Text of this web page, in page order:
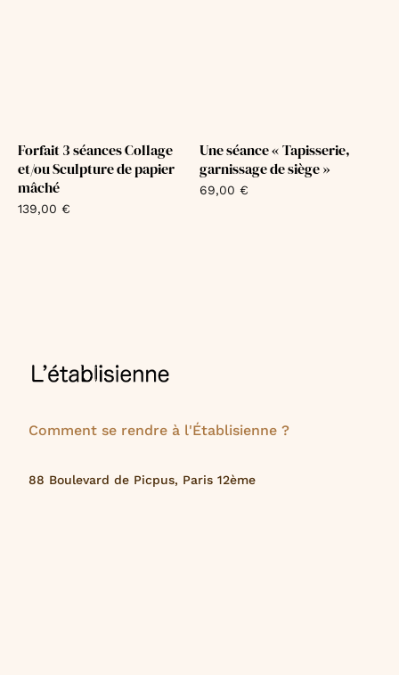
Forfait 3 séances Collage
et/ou Sculpture de papier
mâché
139,00 €
Une séance « Tapisserie,
garnissage de siège »
69,00 €
Comment se rendre à l'Établisienne ?
88 Boulevard de Picpus, Paris 12ème